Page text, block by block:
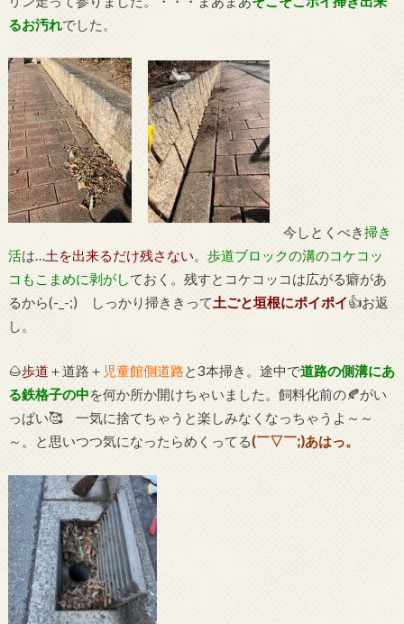
るお汚れでした。
今しとくべき掃き
活は…土を出来るだけ残さない。 歩道ブロックの溝のコケコッ
コもこまめに剥がしておく。残すとコケコッコは広がる癖があ
るから(-_-;) しっかり掃ききって土ごと垣根にポイポイ👍お返
し。
🌰歩道 ＋道路＋ 児童館側道路と3本掃き。途中で道路の側溝にあ
る鉄格子の中を何か所か開けちゃいました。飼料化前の🍂がい
っぱい🥰 一気に捨てちゃうと楽しみなくなっちゃうよ～～
～。と思いつつ気になったらめくってる(￣▽￣;)あはっ。